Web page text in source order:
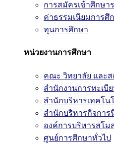
การสมัครเข้าศึกษ
ค่าธรรมเนียมการศึ
ทุนการศึกษา
หน่วยงานการศึกษา
คณะ วิทยาลัย และ
สำนักงานการทะเบี
สำนักบริหารเทคโน
สำนักบริหารกิจการ
องค์การบริหารสโม
ศูนย์การศึกษาทั่วไป